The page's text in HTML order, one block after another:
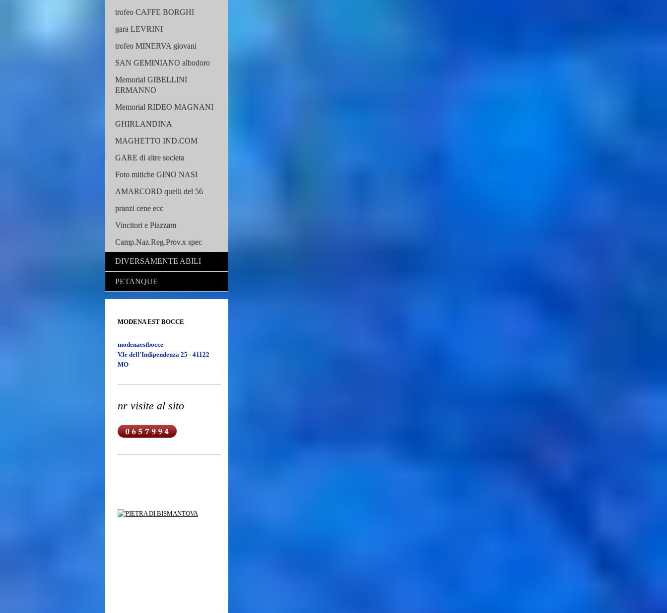
trofeo CAFFE BORGHI
gara LEVRINI
trofeo MINERVA giovani
SAN GEMINIANO albodoro
Memorial GIBELLINI
ERMANNO
Memorial RIDEO MAGNANI
GHIRLANDINA
MAGHETTO IND.COM
GARE di altre societa
Foto mitiche GINO NASI
AMARCORD quelli del 56
pranzi cene ecc
Vincitori e Piazzam
Camp.Naz.Reg.Prov.x spec
DIVERSAMENTE ABILI
PETANQUE
MODENA EST BOCCE
modenaestbocce
V.le dell'Indipendenza 25 - 41122
MO
nr visite al sito